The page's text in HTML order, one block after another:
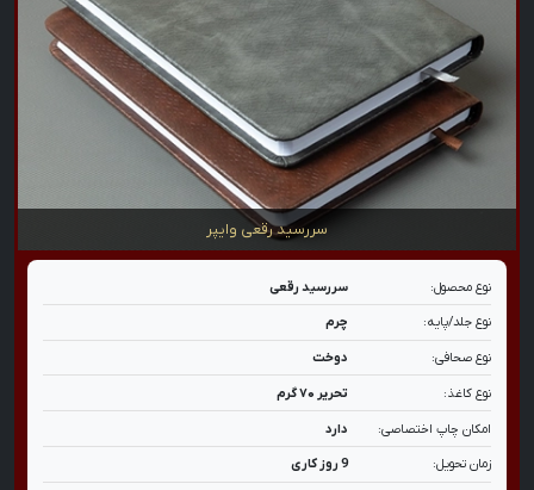
سررسید رقعی وایپر
نوع محصول: سررسید رقعی
نوع جلد/پایه: چرم
نوع صحافی: دوخت
نوع کاغذ: تحریر ۷۰ گرم
امکان چاپ اختصاصی: دارد
زمان تحویل: 9 روز کاری